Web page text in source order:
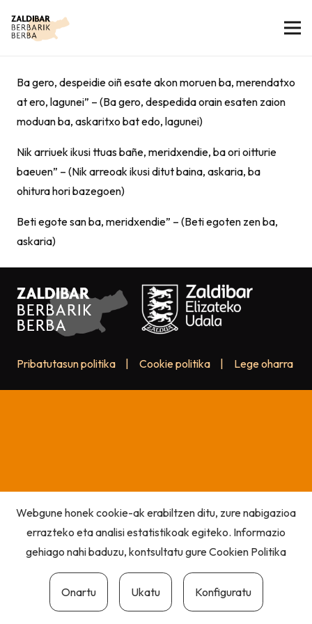
Ba gero, despeidie oiñ esate akon moruen ba, merendatxo
at ero, lagunei” – (Ba gero, despedida orain esaten zaion
moduan ba, askaritxo bat edo, lagunei)
Nik arriuek ikusi ttuas bañe, meridxendie, ba ori oitturie
baeuen” – (Nik arreoak ikusi ditut baina, askaria, ba
ohitura hori bazegoen)
Beti egote san ba, meridxendie” – (Beti egoten zen ba,
askaria)
Pribatutasun politika Cookie politika Lege oharra
Webgune honek cookie-ak erabiltzen ditu, zure nabigazioa
errazteko eta analisi estatistikoak egiteko. Informazio
gehiago nahi baduzu, kontsultatu gureCookien Politika
Onartu Ukatu Konfiguratu